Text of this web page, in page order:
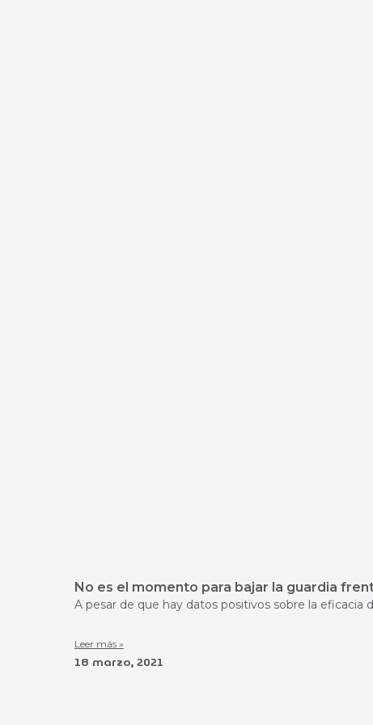
No es el momento para bajar la guardia
A pesar de que hay datos positivos sobre la eficacia
Leer más »
18 marzo, 2021